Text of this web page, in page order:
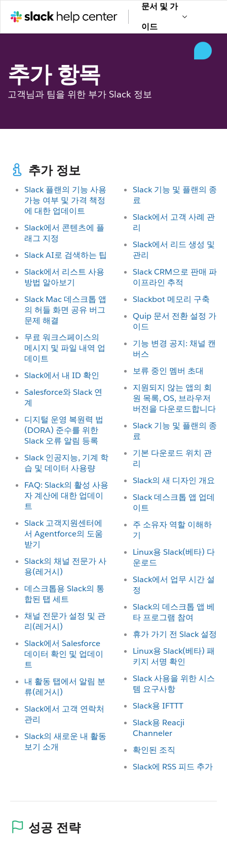
문서 및 가
이드
추가 항목
고객님과 팀을 위한 부가 Slack 정보
추가 정보
Slack 플랜의 기능 사용
가능 여부 및 가격 책정
에 대한 업데이트
Slack에서 콘텐츠에 플
래그 지정
Slack AI로 검색하는 팁
Slack에서 리스트 사용
방법 알아보기
Slack Mac 데스크톱 앱
의 허들 화면 공유 버그
문제 해결
무료 워크스페이스의
메시지 및 파일 내역 업
데이트
Slack에서 내 ID 확인
Salesforce와 Slack 연
계
디지털 운영 복원력 법
(DORA) 준수를 위한
Slack 오류 알림 등록
Slack 인공지능, 기계 학
습 및 데이터 사용량
FAQ: Slack의 활성 사용
자 계산에 대한 업데이
트
Slack 고객지원센터에
서 Agentforce의 도움
받기
Slack의 채널 전문가 사
용(레거시)
데스크톱용 Slack의 통
합된 탭 세트
채널 전문가 설정 및 관
리(레거시)
Slack에서 Salesforce
데이터 확인 및 업데이
트
내 활동 탭에서 알림 분
류(레거시)
Slack에서 고객 연락처
관리
Slack의 새로운 내 활동
보기 소개
Slack 기능 및 플랜의 종
료
Slack에서 고객 사례 관
리
Slack에서 리드 생성 및
관리
Slack CRM으로 판매 파
이프라인 추적
Slackbot 메모리 구축
Quip 문서 전환 설정 가
이드
기능 변경 공지: 채널 캔
버스
보류 중인 멤버 초대
지원되지 않는 앱의 회
원 목록, OS, 브라우저
버전을 다운로드합니다
Slack 기능 및 플랜의 종
료
기본 다운로드 위치 관
리
Slack의 새 디자인 개요
Slack 데스크톱 앱 업데
이트
주 소유자 역할 이해하
기
Linux용 Slack(베타) 다
운로드
Slack에서 업무 시간 설
정
Slack의 데스크톱 앱 베
타 프로그램 참여
휴가 가기 전 Slack 설정
Linux용 Slack(베타) 패
키지 서명 확인
Slack 사용을 위한 시스
템 요구사항
Slack용 IFTTT
Slack용 Reacji
Channeler
확인된 조직
Slack에 RSS 피드 추가
성공 전략